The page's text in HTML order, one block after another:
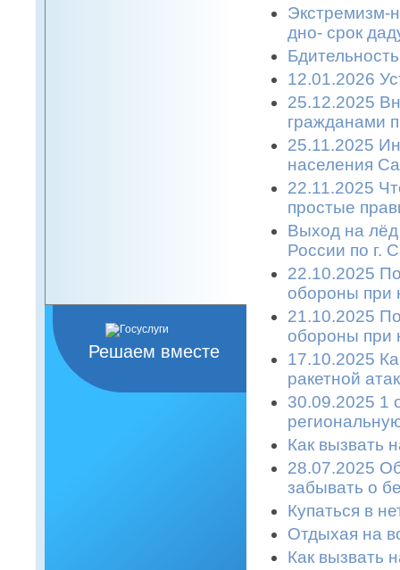
Решаем вместе
Экстремизм-
дно- срок
12.01.2026
25.12.2025
гражданами
25.11.2025
населения
22.11.2025
простые
Выход на
России по г.
22.10.2025
обороны при
21.10.2025
обороны при
17.10.2025
ракетной
30.09.2025 1
Как вызвать
28.07.2025
забывать о
Купаться в
Отдыхая на
Как вызвать